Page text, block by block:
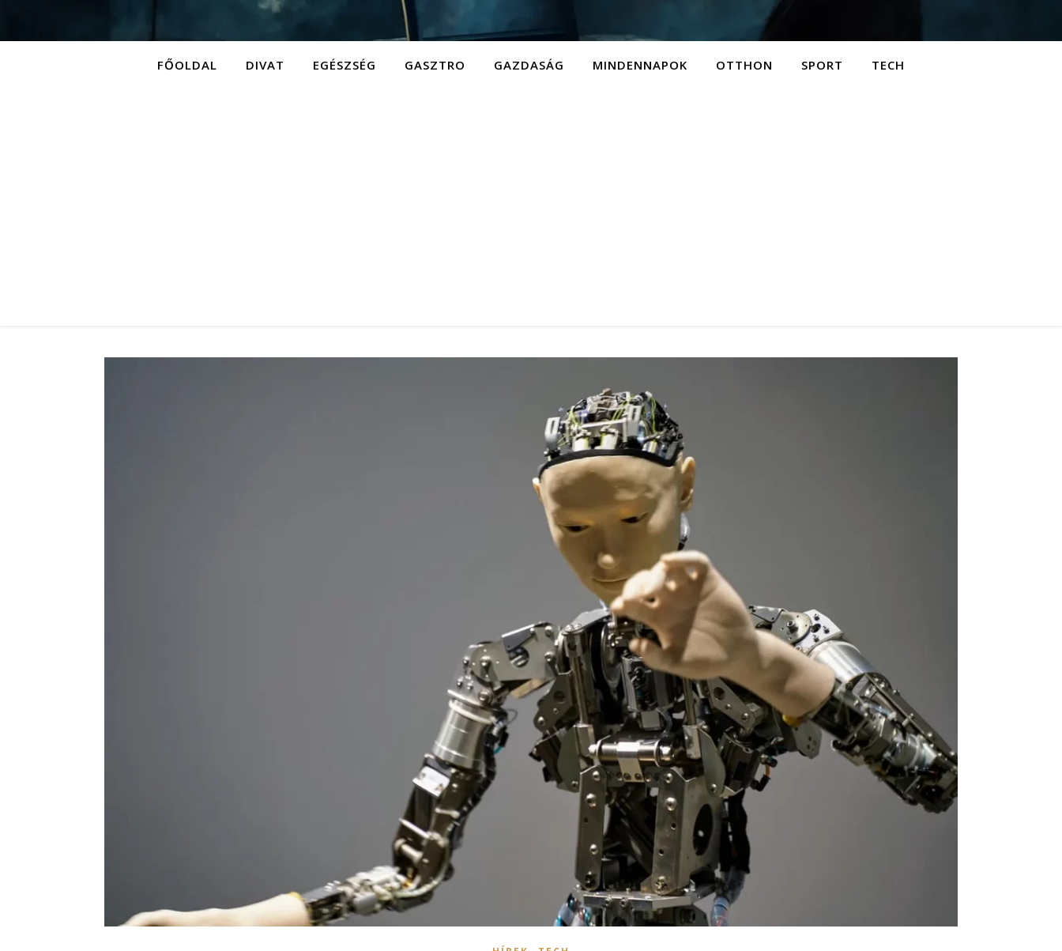
FŐOLDAL DIVAT EGÉSZSÉG GASZTRO GAZDASÁG MINDENNAPOK OTTHON SPORT TECH